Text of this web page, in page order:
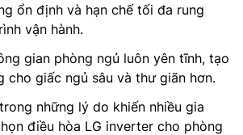
ổn định và hạn chế tối đa rung
vận hành.
gian phòng ngủ luôn yên tĩnh, tạo
cho giấc ngủ sâu và thư giãn hơn.
những lý do khiến nhiều gia
điều hòa LG inverter cho phòng